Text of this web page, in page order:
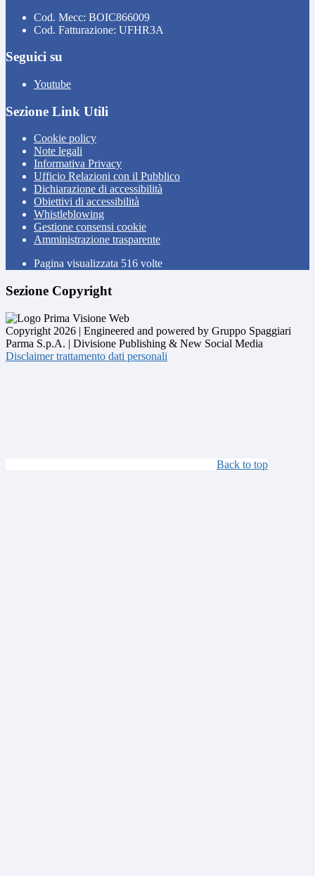
Cod. Mecc: BOIC866009
Cod. Fatturazione: UFHR3A
Seguici su
Youtube
Sezione Link Utili
Cookie policy
Note legali
Informativa Privacy
Ufficio Relazioni con il Pubblico
Dichiarazione di accessibilità
Obiettivi di accessibilità
Whistleblowing
Gestione consensi cookie
Amministrazione trasparente
Pagina visualizzata 516 volte
Sezione Copyright
Copyright 2026 | Engineered and powered by Gruppo Spaggiari
Parma S.p.A. | Divisione Publishing & New Social Media
Disclaimer trattamento dati personali
Back to top